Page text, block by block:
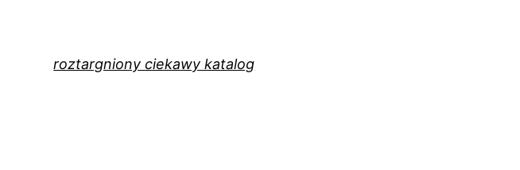
roztargniony ciekawy katalog